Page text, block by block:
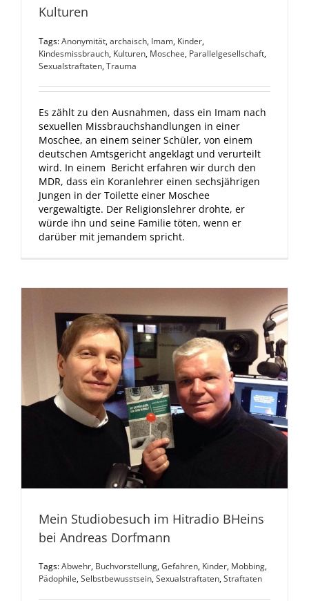
Kulturen
Tags:Anonymität,archaisch, Imam, Kinder,
Kindesmissbrauch, Kulturen, Moschee, Parallelgesellschaft,
Sexualstraftaten,Trauma
Es zählt zu den Ausnahmen, dass ein Imam nach
sexuellen Missbrauchshandlungen in einer
Moschee, an einem seiner Schüler, von einem
deutschen Amtsgericht angeklagt und verurteilt
wird. In einem Bericht erfahren wir durch den
MDR, dass ein Koranlehrer einen sechsjährigen
Jungen in der Toilette einer Moschee
vergewaltigte. Der Religionslehrer drohte, er
würde ihn und seine Familie töten, wenn er
darüber mit jemandem spricht.
Mein Studiobesuch im Hitradio BHeins
bei Andreas Dorfmann
Tags:Abwehr, Buchvorstellung,Gefahren, Kinder, Mobbing,
Pädophile,Selbstbewusstsein,Sexualstraftaten,Straftaten